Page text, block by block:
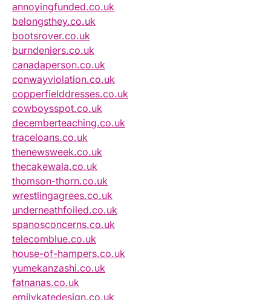
annoyingfunded.co.uk
belongsthey.co.uk
bootsrover.co.uk
burndeniers.co.uk
canadaperson.co.uk
conwayviolation.co.uk
copperfielddresses.co.uk
cowboysspot.co.uk
decemberteaching.co.uk
traceloans.co.uk
thenewsweek.co.uk
thecakewala.co.uk
thomson-thorn.co.uk
wrestlingagrees.co.uk
underneathfoiled.co.uk
spanosconcerns.co.uk
telecomblue.co.uk
house-of-hampers.co.uk
yumekanzashi.co.uk
fatnanas.co.uk
emilykatedesign.co.uk